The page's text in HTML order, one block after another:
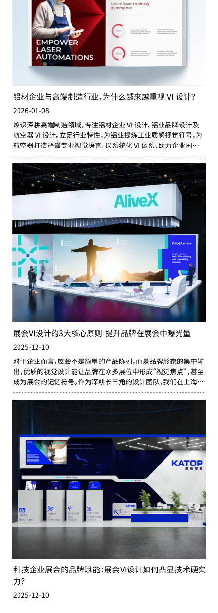
铝材企业与高端制造行业，为什么越来越重视 VI 设计？
2026-01-08
焕识深耕高端制造领域，专注铝材企业 VI 设计、铝业品牌设计及
航空器 VI 设计。立足行业特性，为铝业提炼工业质感视觉符号，为
航空器打造严谨专业视觉语言。以系统化 VI 体系，助力企业国际
竞争力提升，推动品牌信任度增长40%+，实现品牌价值高效传
递。
展会VI设计的3大核心原则-提升品牌在展会中曝光量
2025-12-10
对于企业而言，展会不是简单的产品陈列，而是品牌形象的集中输
出，优质的视觉设计能让品牌在众多展位中形成“视觉焦点”，甚至
成为展会的记忆符号。作为深耕长三角的设计团队，我们在上海品
牌展会 VI 设计实践中总结出三大核心原则，助力品牌在展会中精
科技企业展会的品牌赋能：展会VI设计如何凸显技术硬实
力？
2025-12-10